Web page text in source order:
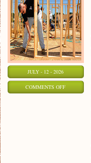
JULY - 12 - 2026
COMMENTS OFFON